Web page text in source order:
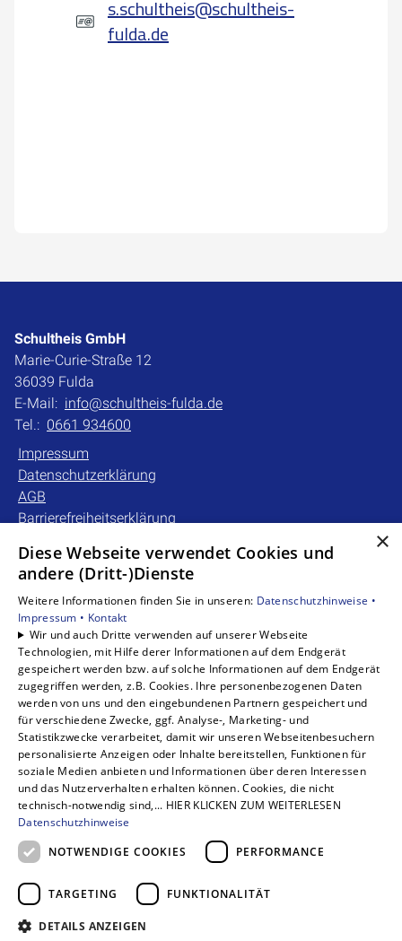
s.schultheis@schultheis-
fulda.de
Schultheis GmbH
Marie-Curie-Straße 12
36039 Fulda
E-Mail: info@schultheis-fulda.de
Tel.: 0661 934600
Impressum
Datenschutzerklärung
AGB
Barrierefreiheitserklärung
Unsere Bereiche
Gewerbekunden
Karriere
Unternehmen
Kontakt
×
Diese Webseite verwendet Cookies und
andere (Dritt-)Dienste
Weitere Informationen finden Sie in unseren: Datenschutzhinweise •
Impressum • Kontakt
Wir und auch Dritte verwenden auf unserer Webseite
Technologien, mit Hilfe derer Informationen auf dem Endgerät
gespeichert werden bzw. auf solche Informationen auf dem Endgerät
zugegriffen werden, z.B. Cookies. Ihre personenbezogenen Daten
werden von uns und den eingebundenen Partnern gespeichert und
für verschiedene Zwecke, ggf. Analyse-, Marketing- und
Statistikzwecke verarbeitet, damit wir unseren Webseitenbesuchern
personalisierte Anzeigen oder Inhalte bereitstellen, Funktionen für
soziale Medien anbieten und Informationen über deren Interessen
und das Nutzerverhalten erhalten können. Cookies, die nicht
technisch-notwendig sind,... HIER KLICKEN ZUM WEITERLESEN
Datenschutzhinweise
NOTWENDIGE COOKIES
PERFORMANCE
TARGETING FUNKTIONALITÄT
DETAILS ANZEIGEN